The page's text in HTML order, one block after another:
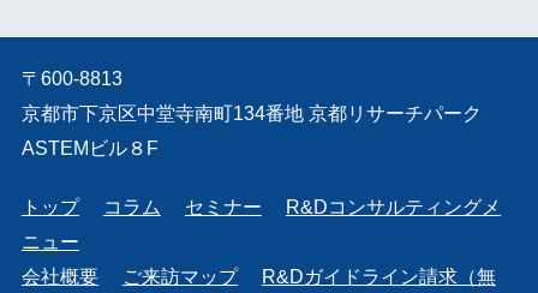
〒600-8813
京都市下京区中堂寺南町134番地 京都リサーチパーク
ASTEMビル８F
トップ コラム セミナー
R&Dコンサルティングメ
ニュー
会社概要
ご来訪マップ R&Dガイドライン請求（無